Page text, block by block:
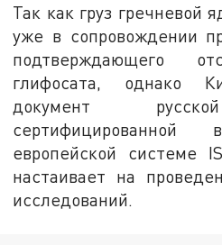
Так как груз гречневой
уже в сопровождении
подтверждающего
глифосата, однако
документ
европейской системе
настаивает на
исследований.